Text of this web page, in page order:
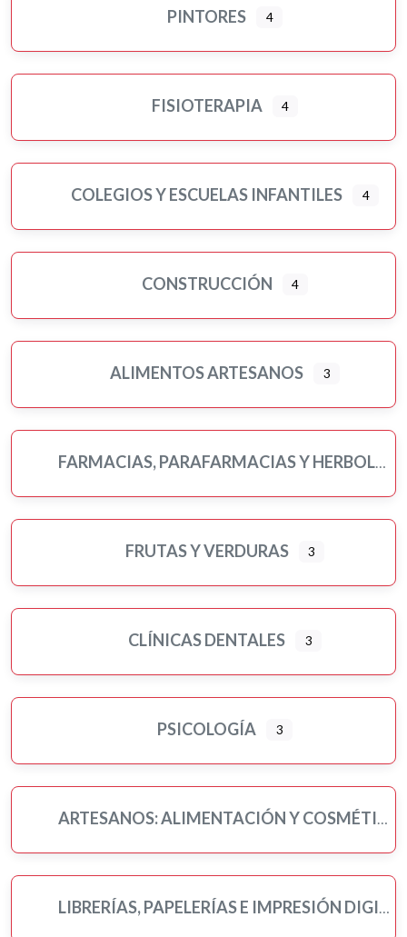
PINTORES 4
FISIOTERAPIA 4
COLEGIOS Y ESCUELAS INFANTILES 4
CONSTRUCCIÓN 4
ALIMENTOS ARTESANOS 3
FARMACIAS, PARAFARMACIAS Y HERBOLARIOS
FRUTAS Y VERDURAS 3
CLÍNICAS DENTALES 3
PSICOLOGÍA 3
ARTESANOS: ALIMENTACIÓN Y COSMÉTICA
LIBRERÍAS, PAPELERÍAS E IMPRESIÓN DIGITAL